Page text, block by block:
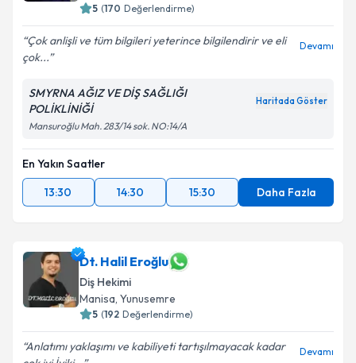
5 (170 Değerlendirme)
Çok anlişli ve tüm bilgileri yeterince bilgilendirir ve eli
çok...
Devamı
SMYRNA AĞIZ VE DİŞ SAĞLIĞI
POLİKLİNİĞİ
Haritada Göster
Mansuroğlu Mah. 283/14 sok. NO:14/A
En Yakın Saatler
13:30
14:30 15:30 Daha Fazla
Dt. Halil Eroğlu
Diş Hekimi
Manisa, Yunusemre
5 (192 Değerlendirme)
Anlatımı yaklaşımı ve kabiliyeti tartışılmayacak kadar
Devamı